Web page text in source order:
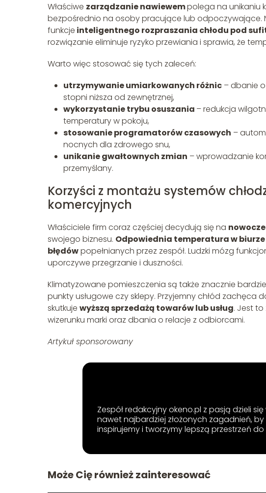
Właściwe zarządzanie nawiewempolega na unikaniu
bezpośrednio na osoby pracujące lub odpoczywające.
funkcje inteligentnego rozpraszania chłodu pod
rozwiązanie eliminuje ryzyko przewiania i sprawia, że
Warto więc stosować się tych zaleceń:
utrzymywanie umiarkowanych różnic – dbanie
stopni niższa od zewnętrznej,
wykorzystanie trybu osuszania – redukcja
temperatury w pokoju,
stosowanie programatorów czasowych –
nocnych dla zdrowego snu,
unikanie gwałtownych zmian – wprowadzanie
przemyślany.
Korzyści z montażu systemów
komercyjnych
Właściciele firm coraz częściej decydują się na
swojego biznesu. Odpowiednia temperatura w biurze
błędówpopełnianych przez zespół. Ludzki mózg
uporczywe przegrzanie i duszności.
Klimatyzowane pomieszczenia są także znacznie
punkty usługowe czy sklepy. Przyjemny chłód zachęca
skutkuje wyższą sprzedażą towarów lub usług. Jest
wizerunku marki oraz dbania o relacje z odbiorcami.
Artykuł sponsorowany
Zespół redakcyjny okeno.pl z pasją dzieli
nawet najbardziej złożonych zagadnień,
inspirujemy i tworzymy lepszą przestrzeń do
Może Cię również zainteresować